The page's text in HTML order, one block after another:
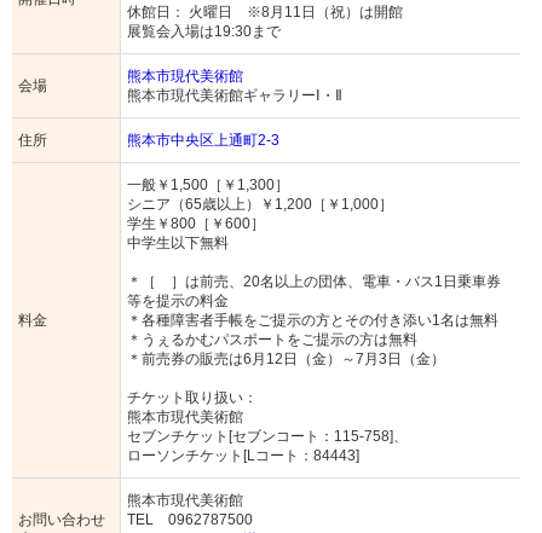
休館日： 火曜日 ※8月11日（祝）は開館
展覧会入場は19:30まで
会場
熊本市現代美術館
熊本市現代美術館ギャラリーⅠ・Ⅱ
住所 熊本市中央区上通町2-3
料金
一般￥1,500［￥1,300］
シニア（65歳以上）￥1,200［￥1,000］
学生￥800［￥600］
中学生以下無料
＊［ ］は前売、20名以上の団体、電車・バス1日乗車券
等を提示の料金
＊各種障害者手帳をご提示の方とその付き添い1名は無料
＊うぇるかむパスポートをご提示の方は無料
＊前売券の販売は6月12日（金）～7月3日（金）
チケット取り扱い：
熊本市現代美術館
セブンチケット[セブンコート：115-758]、
ローソンチケット[Lコート：84443]
お問い合わせ
熊本市現代美術館
TEL 0962787500